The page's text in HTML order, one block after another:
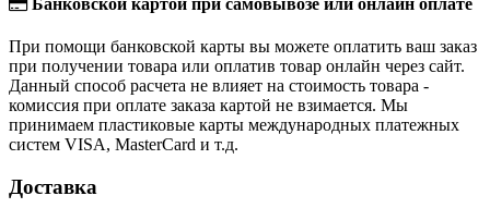
При помощи банковской карты вы можете оплатить ваш заказ
при получении товара или оплатив товар онлайн через сайт.
Данный способ расчета не влияет на стоимость товара -
комиссия при оплате заказа картой не взимается. Мы
принимаем пластиковые карты международных платежных
систем VISA, MasterCard и т.д.
Доставка